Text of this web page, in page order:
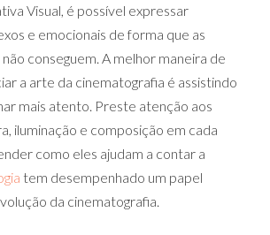
Visual, é possível expressar
e emocionais de forma que as
conseguem. A melhor maneira de
a arte da cinematografia é assistindo
mais atento. Preste atenção aos
iluminação e composição em cada
como eles ajudam a contar a
tem desempenhado um papel
da cinematografia.